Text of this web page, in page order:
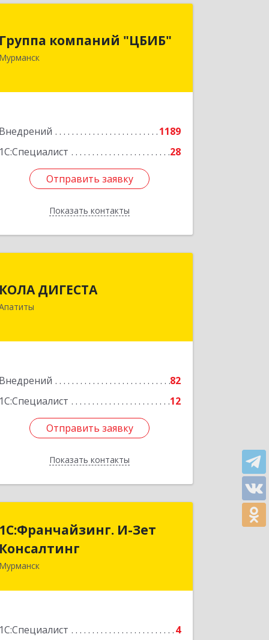
Группа компаний "ЦБИБ"
Мурманск
Внедрений
1189
1С:Специалист
28
Отправить заявку
Показать контакты
183010, Мурманская обл, Мурманск г,
Подробнее
Отправить заявку
Назад
КОЛА ДИГЕСТА
Внедрений
82
1С:Специалист
12
Отправить заявку
Показать контакты
184209, Мурманская обл, Апатиты г,
Подробнее
Отправить заявку
Назад
1С:Франчайзинг. И-Зет
Консалтинг
Мурманск
1С:Специалист 4
1С:Франчайзинг. И-Зет
Консалтинг
183010, Мурманская обл, Мурманск г,